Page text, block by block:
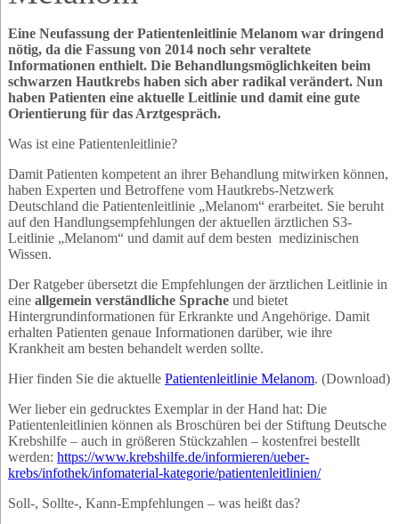
Eine Neufassung der Patientenleitlinie Melanom war dringend
nötig, da die Fassung von 2014 noch sehr veraltete
Informationen enthielt. Die Behandlungsmöglichkeiten beim
schwarzen Hautkrebs haben sich aber radikal verändert. Nun
haben Patienten eine aktuelle Leitlinie und damit eine gute
Orientierung für das Arztgespräch.
Was ist eine Patientenleitlinie?
Damit Patienten kompetent an ihrer Behandlung mitwirken können,
haben Experten und Betroffene vom Hautkrebs-Netzwerk
Deutschland die Patientenleitlinie „Melanom“ erarbeitet. Sie beruht
auf den Handlungsempfehlungen der aktuellen ärztlichen S3-
Leitlinie „Melanom“ und damit auf dem besten medizinischen
Wissen.
Der Ratgeber übersetzt die Empfehlungen der ärztlichen Leitlinie in
eine allgemein verständliche Spracheund bietet
Hintergrundinformationen für Erkrankte und Angehörige. Damit
erhalten Patienten genaue Informationen darüber, wie ihre
Krankheit am besten behandelt werden sollte.
Hier finden Sie die aktuelle Patientenleitlinie Melanom. (Download)
Wer lieber ein gedrucktes Exemplar in der Hand hat: Die
Patientenleitlinien können als Broschüren bei der Stiftung Deutsche
Krebshilfe – auch in größeren Stückzahlen – kostenfrei bestellt
werden: https://www.krebshilfe.de/informieren/ueber-
krebs/infothek/infomaterial-kategorie/patientenleitlinien/
Soll-, Sollte-, Kann-Empfehlungen – was heißt das?